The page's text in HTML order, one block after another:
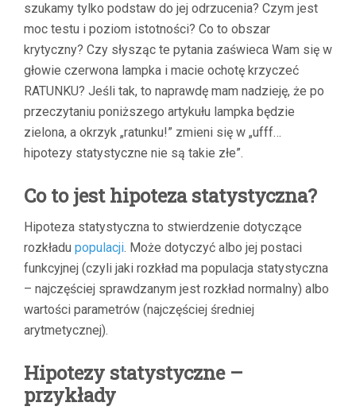
szukamy tylko podstaw do jej odrzucenia? Czym jest
moc testu i poziom istotności? Co to obszar
krytyczny? Czy słysząc te pytania zaświeca Wam się w
głowie czerwona lampka i macie ochotę krzyczeć
RATUNKU? Jeśli tak, to naprawdę mam nadzieję, że po
przeczytaniu poniższego artykułu lampka będzie
zielona, a okrzyk „ratunku!” zmieni się w „ufff…
hipotezy statystyczne nie są takie złe”.
Co to jest hipoteza statystyczna?
Hipoteza statystyczna to stwierdzenie dotyczące
rozkładu populacji. Może dotyczyć albo jej postaci
funkcyjnej (czyli jaki rozkład ma populacja statystyczna
– najczęściej sprawdzanym jest rozkład normalny) albo
wartości parametrów (najczęściej średniej
arytmetycznej).
Hipotezy statystyczne –
przykłady